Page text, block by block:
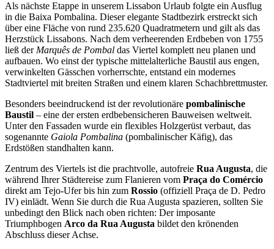
Als nächste Etappe in unserem Lissabon Urlaub folgte ein Ausflug
in die Baixa Pombalina. Dieser elegante Stadtbezirk erstreckt sich
über eine Fläche von rund 235.620 Quadratmetern und gilt als das
Herzstück Lissabons. Nach dem verheerenden Erdbeben von 1755
ließ der Marquês de Pombal das Viertel komplett neu planen und
aufbauen. Wo einst der typische mittelalterliche Baustil aus engen,
verwinkelten Gässchen vorherrschte, entstand ein modernes
Stadtviertel mit breiten Straßen und einem klaren Schachbrettmuster.
Besonders beeindruckend ist der revolutionäre pombalinische
Baustil – eine der ersten erdbebensicheren Bauweisen weltweit.
Unter den Fassaden wurde ein flexibles Holzgerüst verbaut, das
sogenannte Gaiola Pombalina (pombalinischer Käfig), das
Erdstößen standhalten kann.
Zentrum des Viertels ist die prachtvolle, autofreie Rua Augusta, die
während Ihrer Städtereise zum Flanieren vom Praça do Comércio
direkt am Tejo-Ufer bis hin zum Rossio (offiziell Praça de D. Pedro
IV) einlädt. Wenn Sie durch die Rua Augusta spazieren, sollten Sie
unbedingt den Blick nach oben richten: Der imposante
Triumphbogen Arco da Rua Augusta bildet den krönenden
Abschluss dieser Achse.